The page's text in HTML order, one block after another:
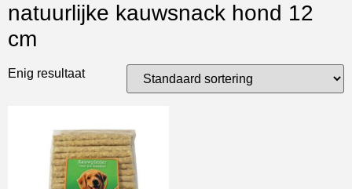
natuurlijke kauwsnack hond 12
cm
Enig resultaat